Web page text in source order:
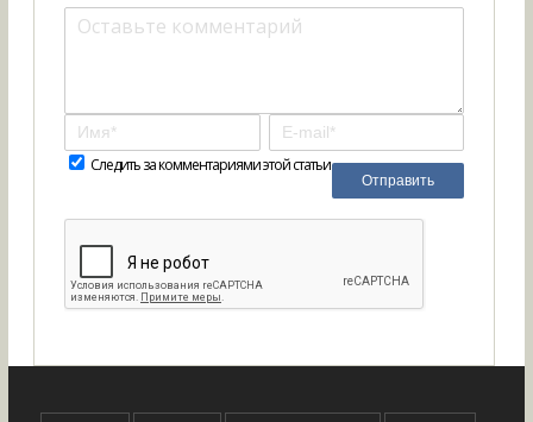
Следить за комментариями этой статьи